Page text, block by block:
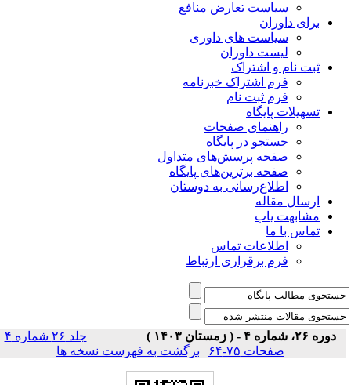
سیاست تعارض منافع
برای داوران
سیاست های داوری
لیست داوران
ثبت نام و اشتراک
فرم اشتراک خبرنامه
فرم ثبت نام
تسهیلات پایگاه
راهنمای صفحات
جستجو در پایگاه
صفحه پرسش‌های متداول
صفحه برترین‌های پایگاه
اطلاع‌رسانی به دوستان
ارسال مقاله
مشابهت یاب
تماس با ما
اطلاعات تماس
فرم برقراری ارتباط
دوره ۲۶، شماره ۴ - ( زمستان ۱۴۰۳ )
جلد ۲۶ شماره ۴
صفحات ۷۵-۶۴
| برگشت به فهرست نسخه ها